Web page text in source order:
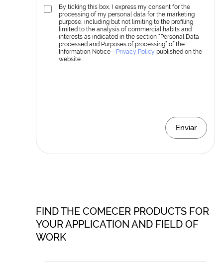
By ticking this box, I express my consent for the
processing of my personal data for the marketing
purpose, including but not limiting to the profiling
limited to the analysis of commercial habits and
interests as indicated in the section “Personal Data
processed and Purposes of processing” of the
Information Notice - Privacy Policy published on the
website.
Enviar
FIND THE COMECER PRODUCTS FOR
YOUR APPLICATION AND FIELD OF
WORK